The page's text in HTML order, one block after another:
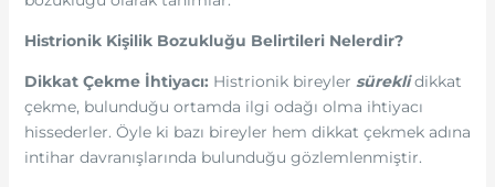
Histrionik Kişilik Bozukluğu Belirtileri Nelerdir?
Dikkat Çekme İhtiyacı: Histrionik bireyler süreklidikkat
çekme, bulunduğu ortamda ilgi odağı olma ihtiyacı
hissederler. Öyle ki bazı bireyler hem dikkat çekmek adına
intihar davranışlarında bulunduğu gözlemlenmiştir.